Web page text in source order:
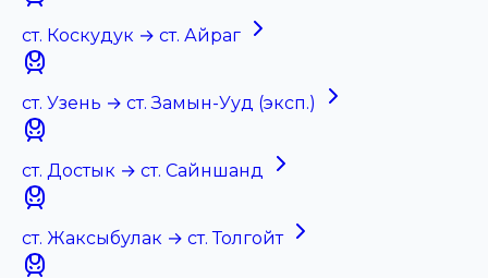
ст. Коскудук → ст. Айраг
ст. Узень → ст. Замын-Ууд (эксп.)
ст. Достык → ст. Сайншанд
ст. Жаксыбулак → ст. Толгойт